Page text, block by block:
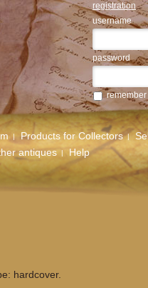
registration
username
password
remember
Products for Collectors
antiques Help
hardcover.